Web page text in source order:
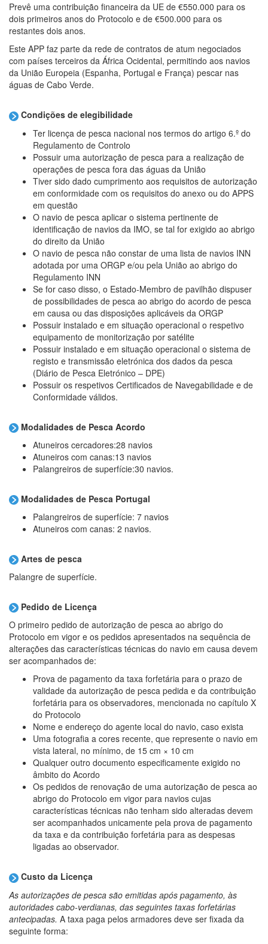
Prevê uma contribuição financeira da UE de €550.000 para os
dois primeiros anos do Protocolo e de €500.000 para os
restantes dois anos.
Este APP faz parte da rede de contratos de atum negociados
com países terceiros da África Ocidental, permitindo aos navios
da União Europeia (Espanha, Portugal e França) pescar nas
águas de Cabo Verde.
Condições de elegibilidade
Ter licença de pesca nacional nos termos do artigo 6.º do
Regulamento de Controlo
Possuir uma autorização de pesca para a realização de
operações de pesca fora das águas da União
Tiver sido dado cumprimento aos requisitos de autorização
em conformidade com os requisitos do anexo ou do APPS
em questão
O navio de pesca aplicar o sistema pertinente de
identificação de navios da IMO, se tal for exigido ao abrigo
do direito da União
O navio de pesca não constar de uma lista de navios INN
adotada por uma ORGP e/ou pela União ao abrigo do
Regulamento INN
Se for caso disso, o Estado-Membro de pavilhão dispuser
de possibilidades de pesca ao abrigo do acordo de pesca
em causa ou das disposições aplicáveis da ORGP
Possuir instalado e em situação operacional o respetivo
equipamento de monitorização por satélite
Possuir instalado e em situação operacional o sistema de
registo e transmissão eletrónica dos dados da pesca
(Diário de Pesca Eletrónico – DPE)
Possuir os respetivos Certificados de Navegabilidade e de
Conformidade válidos.
Modalidades de Pesca Acordo
Atuneiros cercadores:28 navios
Atuneiros com canas:13 navios
Palangreiros de superfície:30 navios.
Modalidades de Pesca Portugal
Palangreiros de superfície: 7 navios
Atuneiros com canas: 2 navios.
Artes de pesca
Palangre de superfície.
Pedido de Licença
O primeiro pedido de autorização de pesca ao abrigo do
Protocolo em vigor e os pedidos apresentados na sequência de
alterações das características técnicas do navio em causa devem
ser acompanhados de:
Prova de pagamento da taxa forfetária para o prazo de
validade da autorização de pesca pedida e da contribuição
forfetária para os observadores, mencionada no capítulo X
do Protocolo
Nome e endereço do agente local do navio, caso exista
Uma fotografia a cores recente, que represente o navio em
vista lateral, no mínimo, de 15 cm × 10 cm
Qualquer outro documento especificamente exigido no
âmbito do Acordo
Os pedidos de renovação de uma autorização de pesca ao
abrigo do Protocolo em vigor para navios cujas
características técnicas não tenham sido alteradas devem
ser acompanhados unicamente pela prova de pagamento
da taxa e da contribuição forfetária para as despesas
ligadas ao observador.
Custo da Licença
As autorizações de pesca são emitidas após pagamento, às
autoridades cabo-verdianas, das seguintes taxas forfetárias
antecipadas. A taxa paga pelos armadores deve ser fixada da
seguinte forma: